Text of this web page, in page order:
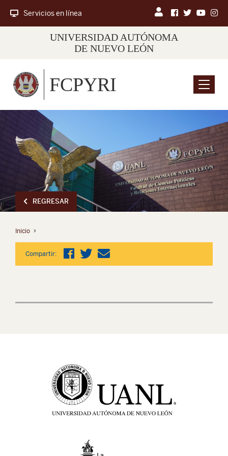
Servicios en línea
UNIVERSIDAD AUTÓNOMA
DE NUEVO LEÓN
Menu
FCPYRI
REGRESAR
Inicio
Compartir: